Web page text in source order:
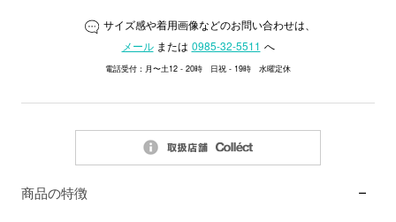
サイズ感や着用画像などのお問い合わせは、
メールまたは 0985-32-5511 へ
電話受付：月〜土12 - 20時 日祝 - 19時 水曜定休
商品の特徴